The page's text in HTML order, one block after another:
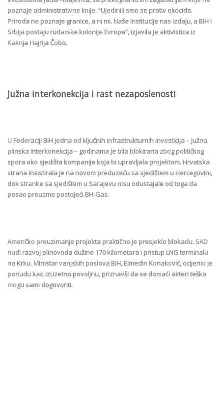
poznaje administrativne linije. “Ujedinili smo se protiv ekocida.
Priroda ne poznaje granice, a ni mi. Naše institucije nas izdaju, a BiH i
Srbija postaju rudarske kolonije Evrope”, izjavila je aktivistica iz
Kaknja Hajrija Čobo.
Južna interkonekcija i rast nezaposlenosti
U Federaciji BiH jedna od ključnih infrastrukturnih investicija – Južna
plinska interkonekcija – godinama je bila blokirana zbog političkog
spora oko sjedišta kompanije koja bi upravljala projektom. Hrvatska
strana insistirala je na novom preduzeću sa sjedištem u Hercegovini,
dok stranke sa sjedištem u Sarajevu nisu odustajale od toga da
posao preuzme postojeći BH-Gas.
Američko preuzimanje projekta praktično je presjeklo blokadu. SAD
nudi razvoj plinovoda dužine 170 kilometara i pristup LNG terminalu
na Krku. Ministar vanjskih poslova BiH, Elmedin Konaković, ocijenio je
ponudu kao izuzetno povoljnu, priznavši da se domaći akteri teško
mogu sami dogovoriti.